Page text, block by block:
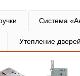
Система
Утепление дверей